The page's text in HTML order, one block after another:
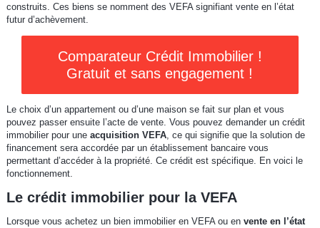
construits. Ces biens se nomment des VEFA signifiant vente en l’état
futur d’achèvement.
Comparateur Crédit Immobilier !
Gratuit et sans engagement !
Le choix d’un appartement ou d’une maison se fait sur plan et vous
pouvez passer ensuite l’acte de vente. Vous pouvez demander un crédit
immobilier pour une acquisition VEFA, ce qui signifie que la solution de
financement sera accordée par un établissement bancaire vous
permettant d’accéder à la propriété. Ce crédit est spécifique. En voici le
fonctionnement.
Le crédit immobilier pour la VEFA
Lorsque vous achetez un bien immobilier en VEFA ou en vente en l’état